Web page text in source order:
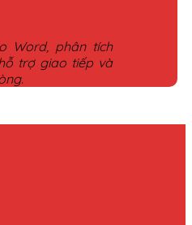
Word, phân tích
trợ giao tiếp và